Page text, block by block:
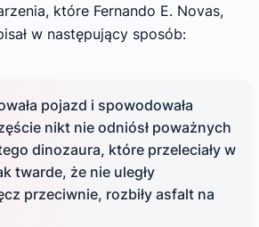
które Fernando E. Novas,
w następujący sposób:
pojazd i spowodowała
nikt nie odniósł poważnych
dinozaura, które przeleciały w
twarde, że nie uległy
przeciwnie, rozbiły asfalt na